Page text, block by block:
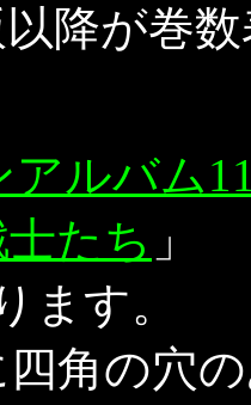
降が巻
アルバム
たち 」
ます。
四角の穴